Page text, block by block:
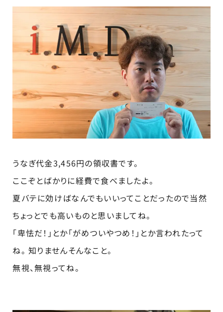
うなぎ代金3,456円の領収書です。
ここぞとばかりに経費で食べましたよ。
夏バテに効けばなんでもいいってことだったので当然
ちょっとでも高いものと思いましてね。
「卑怯だ！」とか「がめついやつめ！」とか言われたって
ね。 知りませんそんなこと。
無視、無視ってね。